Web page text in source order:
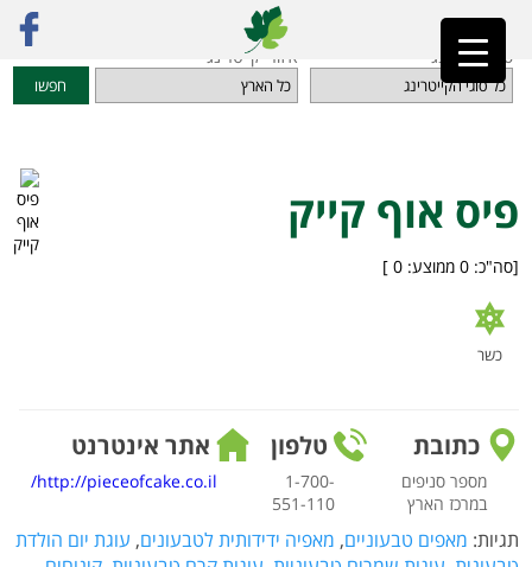
ראשי»מדריך קייטרינג מאפים, עוגות וקינוחים טבעוניים
סוגי קייטרינג איזורי קייטרינג
חפשו
פיס אוף קייק
[סה"כ: 0 ממוצע: 0
]
כשר
כתובת
מספר סניפים
במרכז הארץ
טלפון
1-700-
551-110
אתר אינטרנט
http://pieceofcake.co.il/
תגיות: מאפים טבעוניים, מאפיה ידידותית לטבעונים, עוגת יום הולדת